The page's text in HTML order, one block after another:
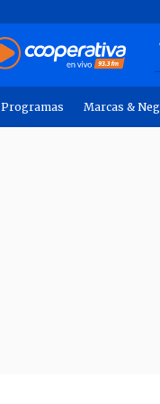
Programas Marcas &